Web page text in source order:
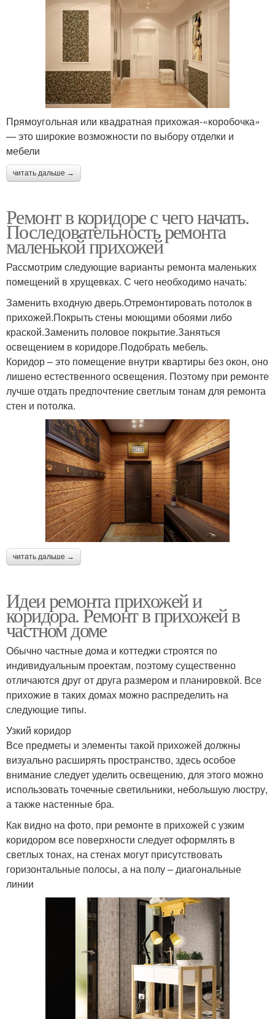
Прямоугольная или квадратная прихожая-«коробочка»
— это широкие возможности по выбору отделки и
мебели
читать дальше →
Ремонт в коридоре с чего начать.
Последовательность ремонта
маленькой прихожей
Рассмотрим следующие варианты ремонта маленьких
помещений в хрущевках. С чего необходимо начать:
Заменить входную дверь.Отремонтировать потолок в
прихожей.Покрыть стены моющими обоями либо
краской.Заменить половое покрытие.Заняться
освещением в коридоре.Подобрать мебель.
Коридор – это помещение внутри квартиры без окон, оно
лишено естественного освещения. Поэтому при ремонте
лучше отдать предпочтение светлым тонам для ремонта
стен и потолка.
читать дальше →
Идеи ремонта прихожей и
коридора. Ремонт в прихожей в
частном доме
Обычно частные дома и коттеджи строятся по
индивидуальным проектам, поэтому существенно
отличаются друг от друга размером и планировкой. Все
прихожие в таких домах можно распределить на
следующие типы.
Узкий коридор
Все предметы и элементы такой прихожей должны
визуально расширять пространство, здесь особое
внимание следует уделить освещению, для этого можно
использовать точечные светильники, небольшую люстру,
а также настенные бра.
Как видно на фото, при ремонте в прихожей с узким
коридором все поверхности следует оформлять в
светлых тонах, на стенах могут присутствовать
горизонтальные полосы, а на полу – диагональные
линии